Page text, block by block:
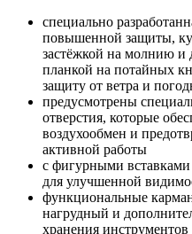
специально
повышенной защиты,
застёжкой на молнию и
планкой на потайных
защиту от ветра и
предусмотрены
отверстия, которые
воздухообмен и
активной работы
с фигурными
для улучшенной
функциональные
нагрудный и
хранения